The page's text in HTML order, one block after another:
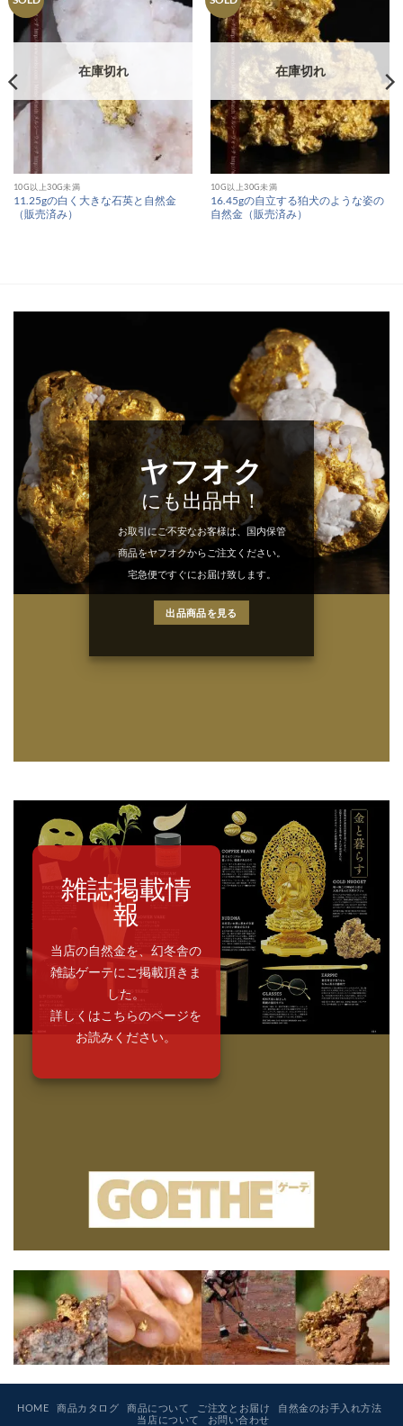
在庫切れ
10G以上30G未満
11.25gの白く大きな石英と自然金
（販売済み）
在庫切れ
10G以上30G未満
16.45gの自立する狛犬のような姿の
自然金（販売済み）
ヤフオク
にも出品中！
お取引にご不安なお客様は、国内保管
商品をヤフオクからご注文ください。
宅急便ですぐにお届け致します。
出品商品を見る
雑誌掲載情
報
当店の自然金を、幻冬舎の
雑誌ゲーテにご掲載頂きま
した。
詳しくはこちらのページを
お読みください。
HOME 商品カタログ 商品について ご注文とお届け
自然金のお手入れ方法
当店について
お問い合わせ